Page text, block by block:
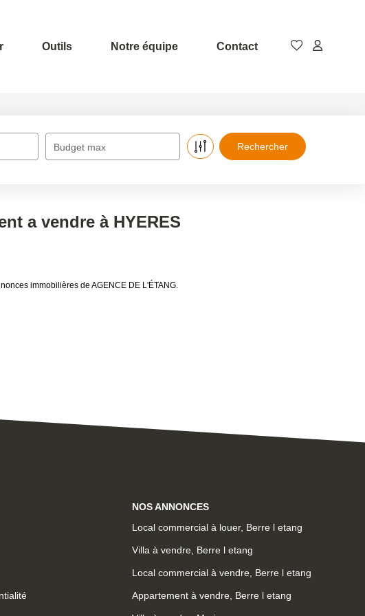
Outils Notre équipe Contact
Budget max
a vendre à HYERES
immobilières de AGENCE DE L'ÉTANG.
NOS ANNONCES
Local commercial à louer, Berre l etang
Villa à vendre, Berre l etang
Local commercial à vendre, Berre l etang
Appartement à vendre, Berre l etang